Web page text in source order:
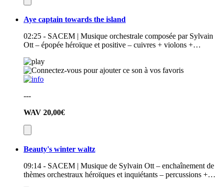
Aye captain towards the island
02:25 - SACEM | Musique orchestrale composée par Sylvain
Ott – épopée héroïque et positive – cuivres + violons +…
---
WAV 20,00€
Beauty's winter waltz
09:14 - SACEM | Musique de Sylvain Ott – enchaînement de
thèmes orchestraux héroïques et inquiétants – percussions +…